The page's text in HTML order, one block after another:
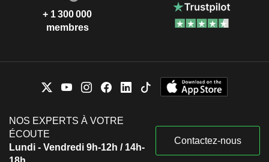
+ 1 300 000
membres
NOS EXPERTS À VOTRE
ÉCOUTE
Lundi - Vendredi 9h-12h / 14h-
Contactez-nous